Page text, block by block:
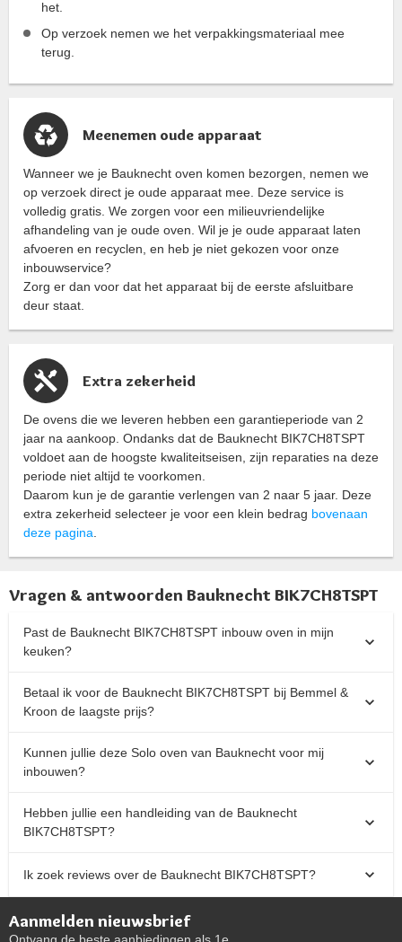
het.
Op verzoek nemen we het verpakkingsmateriaal mee
terug.
Meenemen oude apparaat
Wanneer we je Bauknecht oven komen bezorgen, nemen we
op verzoek direct je oude apparaat mee. Deze service is
volledig gratis. We zorgen voor een milieuvriendelijke
afhandeling van je oude oven. Wil je je oude apparaat laten
afvoeren en recyclen, en heb je niet gekozen voor onze
inbouwservice?
Zorg er dan voor dat het apparaat bij de eerste afsluitbare
deur staat.
Extra zekerheid
De ovens die we leveren hebben een garantieperiode van 2
jaar na aankoop. Ondanks dat de Bauknecht BIK7CH8TSPT
voldoet aan de hoogste kwaliteitseisen, zijn reparaties na deze
periode niet altijd te voorkomen.
Daarom kun je de garantie verlengen van 2 naar 5 jaar. Deze
extra zekerheid selecteer je voor een klein bedrag bovenaan
deze pagina
Vragen & antwoorden Bauknecht BIK7CH8TSPT
Past de Bauknecht BIK7CH8TSPT inbouw oven in mijn
keuken?
Betaal ik voor de Bauknecht BIK7CH8TSPT bij Bemmel &
Kroon de laagste prijs?
Kunnen jullie deze Solo oven van Bauknecht voor mij
inbouwen?
Hebben jullie een handleiding van de Bauknecht
BIK7CH8TSPT?
Ik zoek reviews over de Bauknecht BIK7CH8TSPT?
Aanmelden nieuwsbrief